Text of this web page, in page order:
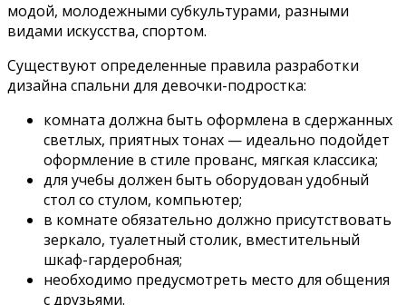
модой, молодежными субкультурами, разными
видами искусства, спортом.
Существуют определенные правила разработки
дизайна спальни для девочки-подростка:
комната должна быть оформлена в сдержанных
светлых, приятных тонах — идеально подойдет
оформление в стиле прованс, мягкая классика;
для учебы должен быть оборудован удобный
стол со стулом, компьютер;
в комнате обязательно должно присутствовать
зеркало, туалетный столик, вместительный
шкаф-гардеробная;
необходимо предусмотреть место для общения
с друзьями.